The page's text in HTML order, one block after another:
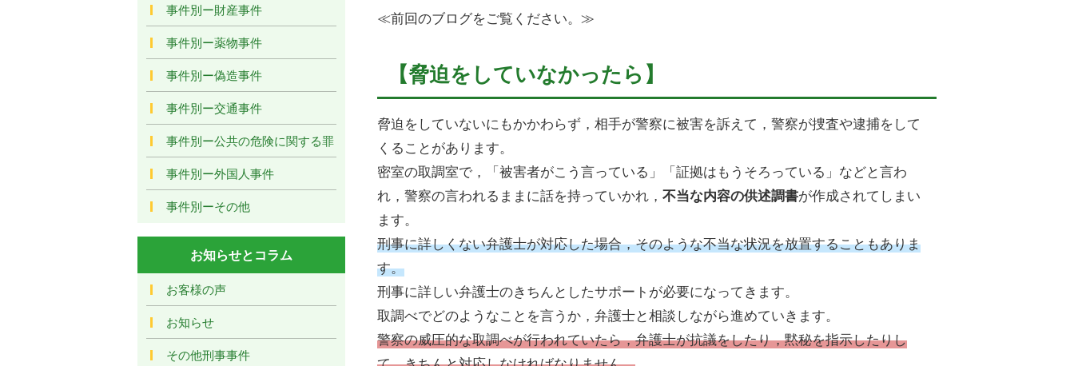
≪前回のブログをご覧ください。≫
【脅迫をしていなかったら】
脅迫をしていないにもかかわらず，相手が警察に被害を訴えて，警察が捜査や逮捕をして
くることがあります。
密室の取調室で，「被害者がこう言っている」「証拠はもうそろっている」などと言わ
れ，警察の言われるままに話を持っていかれ， 不当な内容の供述調書が作成されてしまい
ます。
刑事に詳しくない弁護士が対応した場合，そのような不当な状況を放置することもありま
す。
刑事に詳しい弁護士のきちんとしたサポートが必要になってきます。
取調べでどのようなことを言うか，弁護士と相談しながら進めていきます。
警察の威圧的な取調べが行われていたら，弁護士が抗議をしたり，黙秘を指示したりし
事件別ー財産事件
事件別ー薬物事件
事件別ー偽造事件
事件別ー交通事件
事件別ー公共の危険に関する罪
事件別ー外国人事件
事件別ーその他
お知らせとコラム
お客様の声
お知らせ
その他刑事事件